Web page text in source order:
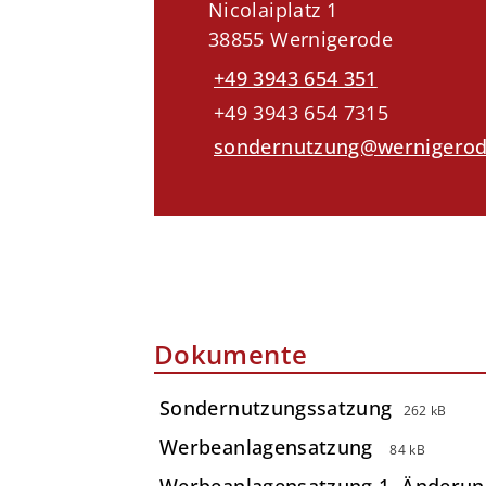
Nicolaiplatz 1
38855 Wernigerode
+49 3943 654 351
+49 3943 654 7315
Dokumente
Sondernutzungssatzung 262 kB
Werbeanlagensatzung 84 kB